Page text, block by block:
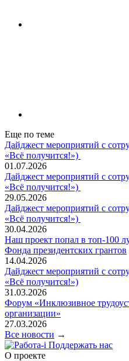
Еще по теме
Дайджест мероприятий с
«Всё получится!»)
01.07.2026
Дайджест мероприятий с
«Всё получится!»)
29.05.2026
Дайджест мероприятий с
«Всё получится!»)
30.04.2026
Наш проект попал в топ‑100
Фонда президентских грантов
14.04.2026
Дайджест мероприятий с
«Всё получится!»)
31.03.2026
Форум «Инклюзивное
организации»
27.03.2026
Все новости →
Поддержать нас
O проекте